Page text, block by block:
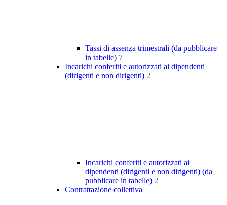
Tassi di assenza trimestrali (da pubblicare
in tabelle) 7
Incarichi conferiti e autorizzati ai dipendenti
(dirigenti e non dirigenti) 2
Incarichi conferiti e autorizzati ai
dipendenti (dirigenti e non dirigenti) (da
pubblicare in tabelle) 2
Contrattazione collettiva